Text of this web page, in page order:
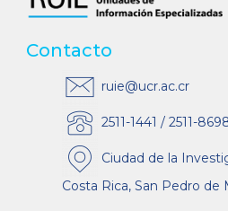
Contacto
ruie@ucr.ac.cr
2511-1441 / 2511-
Ciudad de la
Costa Rica, San Pedro de